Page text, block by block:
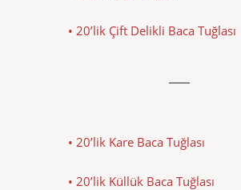
• 20’lik Çift Delikli Baca Tuğlası
• 20’lik Kare Baca Tuğlası
• 20’lik Küllük Baca Tuğlası